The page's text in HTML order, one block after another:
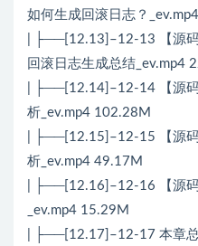
如何生成回滚日志？
| ├──[12.13]–12-13 【源
回滚日志生成总结_ev.mp4
| ├──[12.14]–12-14 【源
析_ev.mp4 102.28M
| ├──[12.15]–12-15 【源
析_ev.mp4 49.17M
| ├──[12.16]–12-16 【源
_ev.mp4 15.29M
| ├──[12.17]–12-17 本章